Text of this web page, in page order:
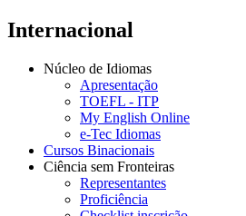
Internacional
Núcleo de Idiomas
Apresentação
TOEFL - ITP
My English Online
e-Tec Idiomas
Cursos Binacionais
Ciência sem Fronteiras
Representantes
Proficiência